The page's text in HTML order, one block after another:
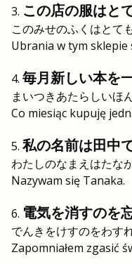
この店の服はと
このみせのふくはとて
Ubrania w tym sklepie
毎月新しい本を
まいつきあたらしいほ
Co miesiąc kupuję
私の名前は田中で
わたしのなまえはたなか
Nazywam się Tanaka.
電気を消すのを
でんきをけすのをわす
Zapomniałem zgasić